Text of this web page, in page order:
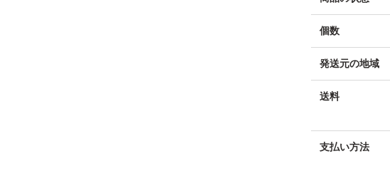
個数
発送元の地域
送料
支払い方法